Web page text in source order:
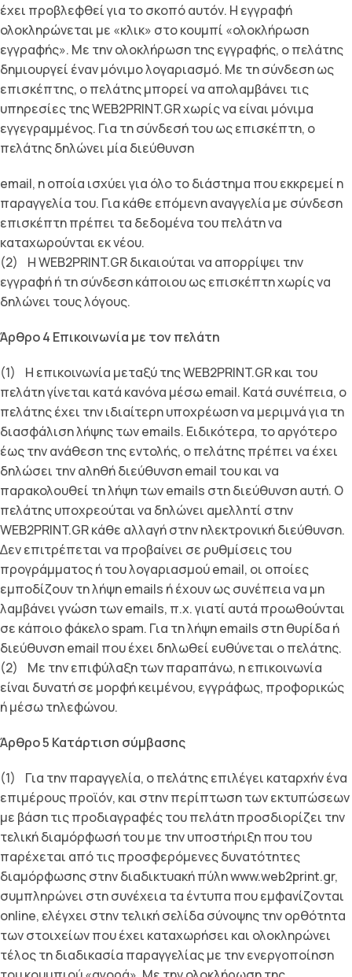
έχει προβλεφθεί για το σκοπό αυτόν. Η εγγραφή
ολοκληρώνεται µε «κλικ» στο κουµπί «ολοκλήρωση
εγγραφής». Με την ολοκλήρωση της εγγραφής, ο πελάτης
δηµιουργεί έναν µόνιµο λογαριασµό. Με τη σύνδεση ως
επισκέπτης, ο πελάτης µπορεί να απολαµβάνει τις
υπηρεσίες της WEB2PRINT.GR χωρίς να είναι µόνιµα
εγγεγραµµένος. Για τη σύνδεσή του ως επισκέπτη, ο
πελάτης δηλώνει µία διεύθυνση
email, η οποία ισχύει για όλο το διάστηµα που εκκρεµεί η
παραγγελία του. Για κάθε επόµενη αναγγελία µε σύνδεση
επισκέπτη πρέπει τα δεδοµένα του πελάτη να
καταχωρούνται εκ νέου.
(2) Η WEB2PRINT.GR δικαιούται να απορρίψει την
εγγραφή ή τη σύνδεση κάποιου ως επισκέπτη χωρίς να
δηλώνει τους λόγους.
Άρθρο 4 Επικοινωνία µε τον πελάτη
(1) Η επικοινωνία µεταξύ της WEB2PRINT.GR και του
πελάτη γίνεται κατά κανόνα µέσω email. Κατά συνέπεια, ο
πελάτης έχει την ιδιαίτερη υποχρέωση να µεριµνά για τη
διασφάλιση λήψης των emails. Ειδικότερα, το αργότερο
έως την ανάθεση της εντολής, ο πελάτης πρέπει να έχει
δηλώσει την αληθή διεύθυνση email του και να
παρακολουθεί τη λήψη των emails στη διεύθυνση αυτή. Ο
πελάτης υποχρεούται να δηλώνει αµελλητί στην
WEB2PRINT.GR κάθε αλλαγή στην ηλεκτρονική διεύθυνση.
∆εν επιτρέπεται να προβαίνει σε ρυθµίσεις του
προγράµµατος ή του λογαριασµού email, οι οποίες
εµποδίζουν τη λήψη emails ή έχουν ως συνέπεια να µη
λαµβάνει γνώση των emails, π.χ. γιατί αυτά προωθούνται
σε κάποιο φάκελο spam. Για τη λήψη emails στη θυρίδα ή
διεύθυνση email που έχει δηλωθεί ευθύνεται ο πελάτης.
(2) Με την επιφύλαξη των παραπάνω, η επικοινωνία
είναι δυνατή σε µορφή κειµένου, εγγράφως, προφορικώς
ή µέσω τηλεφώνου.
Άρθρο 5 Κατάρτιση σύµβασης
(1) Για την παραγγελία, ο πελάτης επιλέγει καταρχήν ένα
επιµέρους προϊόν, και στην περίπτωση των εκτυπώσεων
µε βάση τις προδιαγραφές του πελάτη προσδιορίζει την
τελική διαµόρφωσή του µε την υποστήριξη που του
παρέχεται από τις προσφερόµενες δυνατότητες
διαµόρφωσης στην διαδικτυακή πύλη www.web2print.gr,
συµπληρώνει στη συνέχεια τα έντυπα που εµφανίζονται
οnline, ελέγχει στην τελική σελίδα σύνοψης την ορθότητα
των στοιχείων που έχει καταχωρήσει και ολοκληρώνει
τέλος τη διαδικασία παραγγελίας µε την ενεργοποίηση